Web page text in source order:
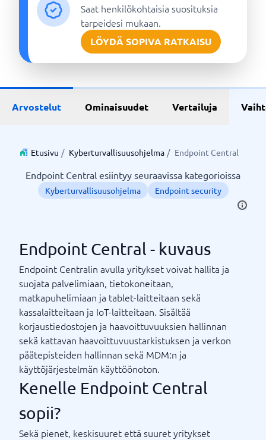
Saat henkilökohtaisia suosituksia
tarpeidesi mukaan.
LÖYDÄ SOPIVA RATKAISU
Arvostelut Ominaisuudet Vertailuja
Etusivu / Kyberturvallisuusohjelma / Endpoint Central
Endpoint Central esiintyy seuraavissa kategorioissa
Kyberturvallisuusohjelma Endpoint security
Endpoint Central - kuvaus
Endpoint Centralin avulla yritykset voivat hallita ja
suojata palvelimiaan, tietokoneitaan,
matkapuhelimiaan ja tablet-laitteitaan sekä
kassalaitteitaan ja IoT-laitteitaan. Sisältää
korjaustiedostojen ja haavoittuvuuksien hallinnan
sekä kattavan haavoittuvuustarkistuksen ja verkon
päätepisteiden hallinnan sekä MDM:n ja
käyttöjärjestelmän käyttöönoton.
Kenelle Endpoint Central
sopii?
Sekä pienet, keskisuuret että suuret yritykset